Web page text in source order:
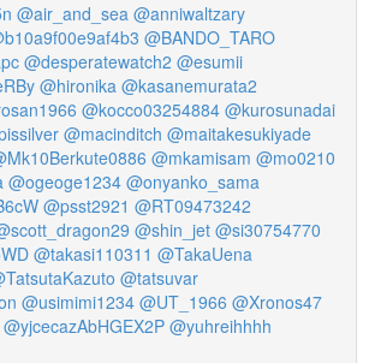
@air_and_sea @anniwaltzary
@BANDO_TARO
@desperatewatch2 @esumii
@hironika @kasanemurata2
@kocco03254884 @kurosunadai
@macinditch @maitakesukiyade
@mkamisam @mo0210
@ogeoge1234 @onyanko_sama
@psst2921 @RT09473242
@shin_jet @si30754770
@takasi110311 @TakaUena
@tatsuvar
@usimimi1234 @UT_1966 @Xronos47
@yjcecazAbHGEX2P @yuhreihhhh